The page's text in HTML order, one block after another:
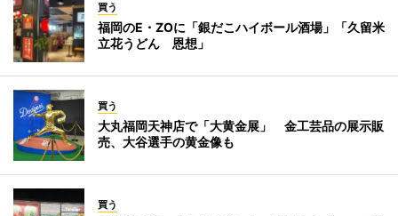
買う
福岡のE・ZOに「銀だこハイボール酒場」「久留米
立花うどん 恩想」
買う
大丸福岡天神店で「大黄金展」 金工芸品の展示販
売、大谷選手の黄金像も
買う